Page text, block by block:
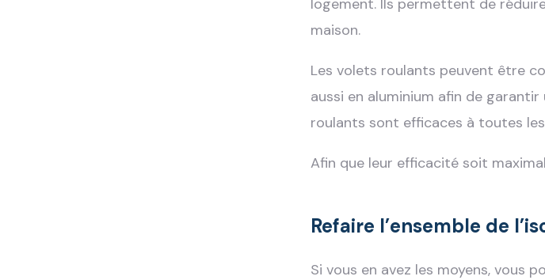
logement. Ils permettent de
maison.
Les volets roulants peuvent être
aussi en aluminium afin de
roulants sont efficaces à toutes
Afin que leur efficacité soit
Refaire l’ensemble de
Si vous en avez les moyens, vous